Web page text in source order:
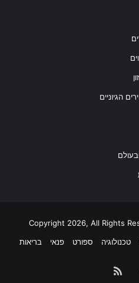
טכנולוגיה ספורט פנאי בריאות
Facebook